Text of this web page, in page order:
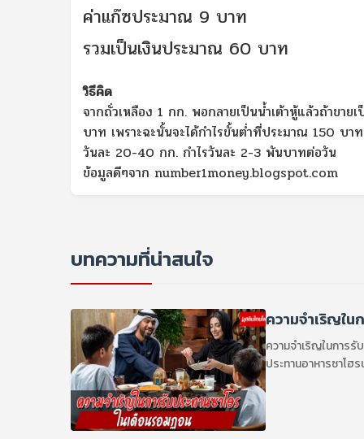
ค่าแก๊ซประมาณ 9 บาท
รวมเป็นเงินประมาณ 60 บาท
วิธีคิด
จากถั่วเหลือง 1 กก. พอกลายเป็นน้ำเต้าหู้แล้วถ้าข
บาท เพราะฉะนั้นจะได้กำไรขั้นต่ำที่ประมาณ 150 บ
วันละ 20-40 กก. กำไรวันละ 2-3 พันบาทต่อวัน
ข้อมูลดีๆจาก number1money.blogspot.com
บทความที่น่าสนใจ
ความจำเริญใน
ความจำเริญในการรั
ประทานอาหารซาโฮ